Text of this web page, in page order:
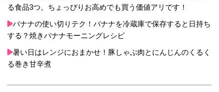
る食品3つ。ちょっぴりお高めでも買う価値アリです！
バナナの使い切りテク！バナナを冷蔵庫で保存すると日持ち
する？焼きバナナモーニングレシピ
暑い日はレンジにおまかせ！豚しゃぶ肉とにんじんのくるく
る巻き甘辛煮